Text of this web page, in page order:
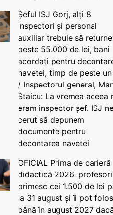
Șeful ISJ Gorj, alți 8
inspectori și personal
auxiliar trebuie să
peste 55.000 de lei, bani
acordați pentru
navetei, timp de peste un
/ Inspectorul general,
Staicu: La vremea aceea
eram inspector șef. ISJ
cerut să depunem
documente pentru
decontarea navetei
OFICIAL Prima de carieră
didactică 2026: profesorii
primesc cei 1.500 de lei
la 31 august și îi pot
până în august 2027 dacă